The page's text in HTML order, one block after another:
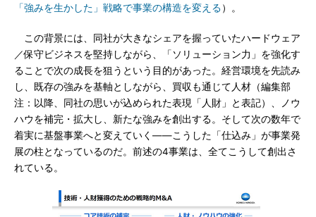
「強みを生かした」戦略で事業の構造を変える）。
この背景には、同社が大きなシェアを握っていたハードウェア
／保守ビジネスを堅持しながら、「ソリューション力」を強化す
ることで次の成長を狙うという目的があった。経営環境を先読み
し、既存の強みを基軸としながら、買収も通じて人材（編集部
注：以降、同社の思いが込められた表現「人財」と表記）、ノウ
ハウを補完・拡大し、新たな強みを創出する。そして次の数年で
着実に基盤事業へと変えていく――こうした「仕込み」が事業発
展の柱となっているのだ。前述の4事業は、全てこうして創出さ
れている。